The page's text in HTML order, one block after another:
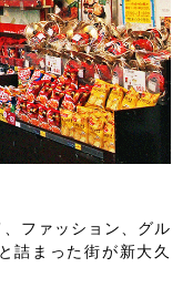
ファッション、グル
詰まった街が新大久